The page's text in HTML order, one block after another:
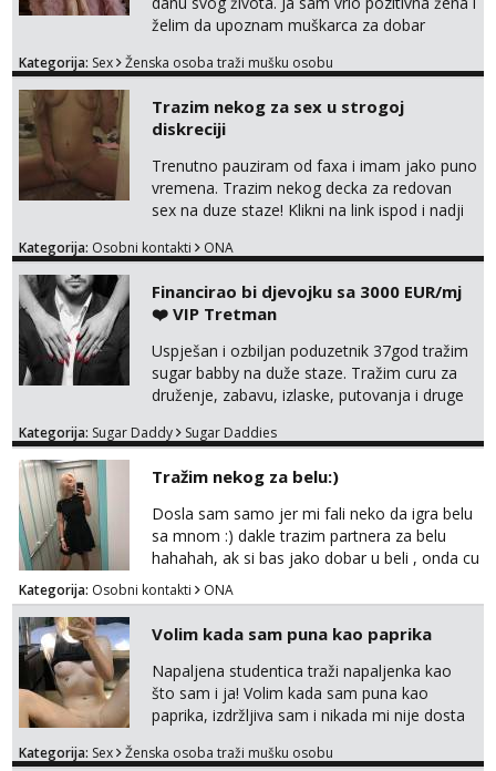
želim da upoznam muškarca za dobar
na link ispod i nadji me tamo, cekam te!
Kategorija: Sex Ženska osoba traži mušku osobu
Trazim nekog za sex u strogoj
diskreciji
Trenutno pauziram od faxa i imam jako puno
vremena. Trazim nekog decka za redovan
sex na duze staze! Klikni na link ispod i nadji
Kategorija: Osobni kontakti ONA
Financirao bi djevojku sa 3000 EUR/mj
❤️ VIP Tretman
Uspješan i ozbiljan poduzetnik 37god tražim
sugar babby na duže staze. Tražim curu za
druženje, zabavu, izlaske, putovanja i druge
otvorena, komunikativna, zgodna i atraktivna
markodalic37@gmail.com
Kategorija: Sugar Daddy Sugar Daddies
Tražim nekog za belu:)
Dosla sam samo jer mi fali neko da igra belu
sa mnom :) dakle trazim partnera za belu
hahahah, ak si bas jako dobar u beli , onda cu
razmislit za dalje Klikni na link ispod i nadji me
tamo, cekam te!
Kategorija: Osobni kontakti ONA
Volim kada sam puna kao paprika
Napaljena studentica traži napaljenka kao
što sam i ja! Volim kada sam puna kao
paprika, izdržljiva sam i nikada mi nije dosta
bilo kad i bilo gdje zato se javi što prije da
Kategorija: Sex Ženska osoba traži mušku osobu